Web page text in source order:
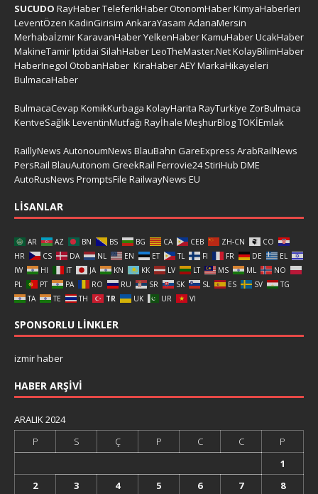
SUCUDO RayHaberTeleferikHaber OtonomHaberKimyaHaberleri
LeventÖzen KadinGirisim AnkaraYasam AdanaMersin
MerhabaİzmirKaravanHaberYelkenHaberKamuHaberUcakHaber
MakineTamirIptidai SilahHaberLeoTheMaster.NetKolayBilimHaber
HaberInegol OtobanHaber KiraHaberAEYMarkaHikayeleri
BulmacaHaber
BulmacaCevap KomikKurbaga KolayHarita RayTurkiye ZorBulmaca
KentveSağlıkLeventinMutfağı Rayİhale MeşhurBlogTOKİEmlak
RaillyNews AutonoumNews BlauBahn GareExpress ArabRailNews
PersRail BlauAutonom GreekRail Ferrovie24 StiriHub DME
AutoRusNews PromptsFile RailwayNews EU
LISANLAR
AR AZ BN BS BG CA CEB ZH-CN
CO
HR
CS DA NL EN ET TL FI FR DE
EL
IW
HI IT JA KN KK LV LT MS ML
NO
PL
PT PA RO RU SR SK SL ES SV
TG
TA
TE TH TR UK UR VI
SPONSORLU LINKLER
izmir haber
HABER ARŞIVI
ARALIK 2024
P
S Ç P C C
P
1
2
3 4 5 6 7 8